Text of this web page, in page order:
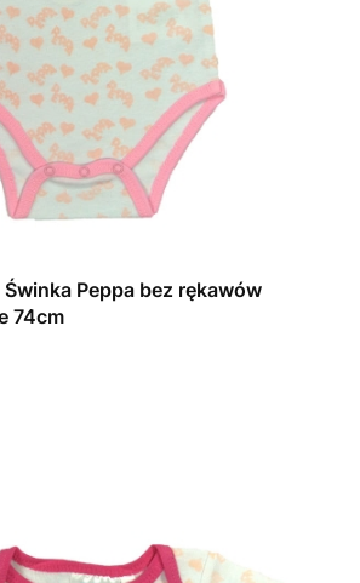
Peppa bez rękawów
74cm